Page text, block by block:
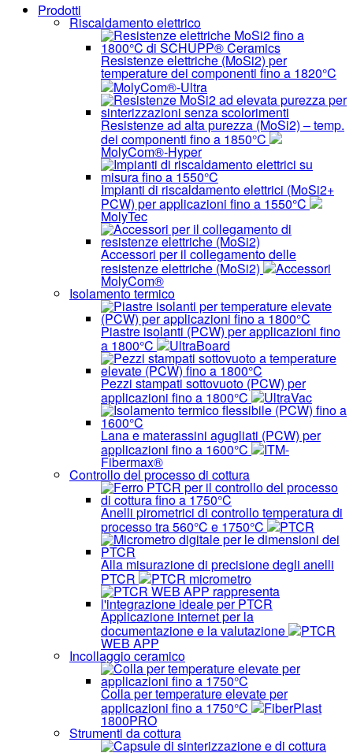
Prodotti
Riscaldamento elettrico
Resistenze elettriche (MoSi2) per
temperature dei componenti fino a 1820°C
MolyCom®-Ultra
Resistenze ad alta purezza (MoSi2) – temp.
dei componenti fino a 1850°C
MolyCom®-Hyper
Impianti di riscaldamento elettrici (MoSi2+
PCW) per applicazioni fino a 1550°C
MolyTec
Accessori per il collegamento delle
resistenze elettriche (MoSi2) Accessori
MolyCom®
Isolamento termico
Piastre isolanti (PCW) per applicazioni fino
a 1800°C UltraBoard
Pezzi stampati sottovuoto (PCW) per
applicazioni fino a 1800°C UltraVac
Lana e materassini agugliati (PCW) per
applicazioni fino a 1600°C ITM-
Fibermax®
Controllo del processo di cottura
Anelli pirometrici di controllo temperatura di
processo tra 560°C e 1750°C PTCR
Alla misurazione di precisione degli anelli
PTCR PTCR micrometro
Applicazione internet per la
documentazione e la valutazione PTCR
WEB APP
Incollaggio ceramico
Colla per temperature elevate per
applicazioni fino a 1750°C FiberPlast
1800PRO
Strumenti da cottura